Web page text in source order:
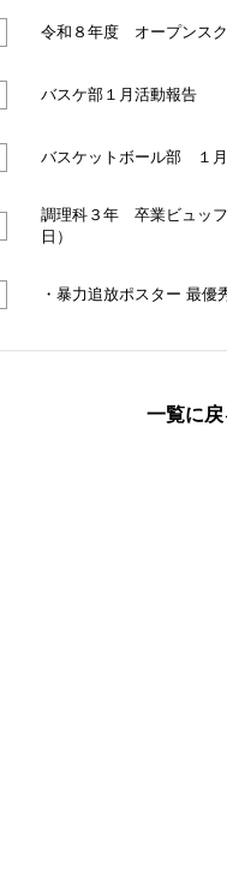
令和８年度 オープンス
バスケ部１月活動報告
バスケットボール部 １月
調理科３年 卒業ビュッ
日）
・暴力追放ポスター 最優
一覧に戻